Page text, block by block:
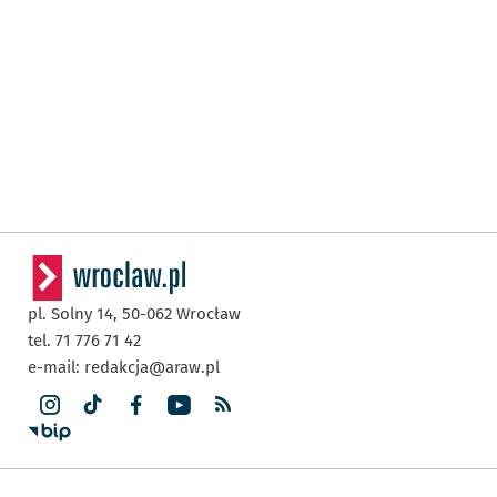
pl. Solny 14, 50-062 Wrocław
tel. 71 776 71 42
e-mail: redakcja@araw.pl